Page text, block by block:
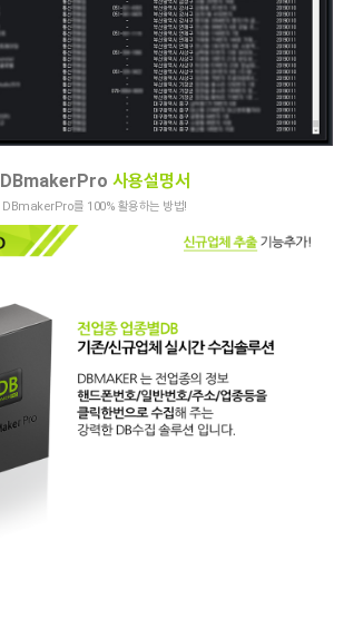
DBmakerPro 사용설명서
DBmakerPro를 100% 활용하는 방법!